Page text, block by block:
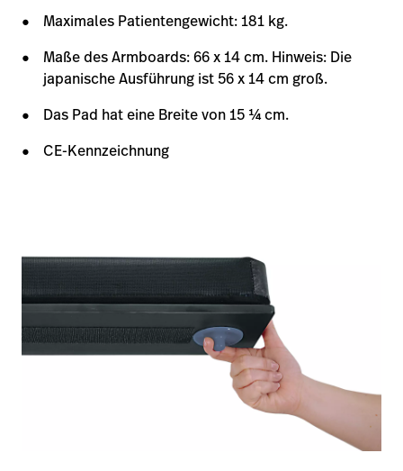
Maximales Patientengewicht: 181 kg.
Maße des Armboards: 66 x 14 cm. Hinweis: Die
japanische Ausführung ist 56 x 14 cm groß.
Das Pad hat eine Breite von 15 1⁄4 cm.
CE-Kennzeichnung